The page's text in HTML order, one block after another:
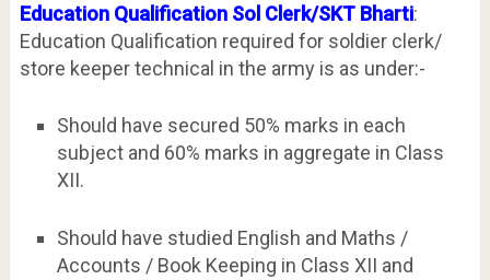
Education Qualification Sol Clerk/SKT Bharti:
Education Qualification required for soldier clerk/
store keeper technical in the army is as under:-
Should have secured 50% marks in each
subject and 60% marks in aggregate in Class
XII.
Should have studied English and Maths /
Accounts / Book Keeping in Class XII and